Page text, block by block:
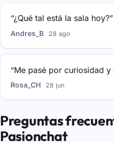
“¿Qué tal está la sala hoy?”
Andres_B 28 ago
“Me pasé por curiosidad y
Rosa_CH 28 jun
Preguntas
Pasionchat